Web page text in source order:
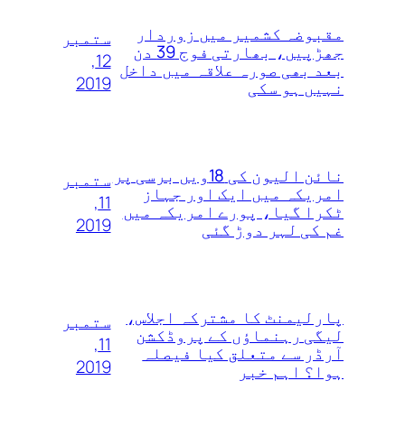
مقبوضہ کشمیر میں زوردار
جھڑپیں، بھارتی فوج 39 دن
بعد بھی صورہ علاقہ میں داخل
نہیں ہو سکی
ستمبر
12,
2019
نائن الیون کی 18ویں‌ برسی پر
امریکہ میں ایک اور جہاز
ٹکرا گیا، پورے امریکہ میں
غم کی لہر دوڑ گئی
ستمبر
11,
2019
پارلیمنٹ کا مشترکہ اجلاس،
لیگی رہنماؤں کے پروڈکشن
آرڈر سے متعلق کیا فیصلہ
ہوا؟ اہم خبر
ستمبر
11,
2019